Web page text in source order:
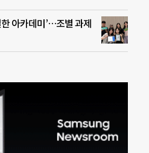
아카데미’…조별 과제